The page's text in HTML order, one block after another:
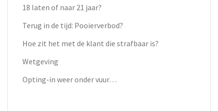
18 laten of naar 21 jaar?
Terug in de tijd: Pooierverbod?
Hoe zit het met de klant die strafbaar is?
Wetgeving
Opting-in weer onder vuur…